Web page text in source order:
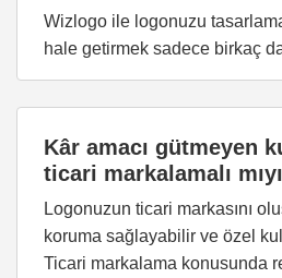
Wizlogo ile logonuzu
hale getirmek sadece birkaç
Kâr amacı gütmeyen
ticari markalamalı
Logonuzun ticari markasını
koruma sağlayabilir ve özel
Ticari markalama konusunda